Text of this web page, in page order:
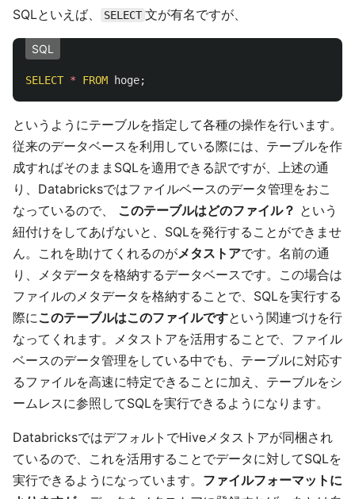
SQLといえば、 SELECT 文が有名ですが、
SQL
SELECT * FROM hoge;
というようにテーブルを指定して各種の操作を行います。
従来のデータベースを利用している際には、テーブルを作
成すればそのままSQLを適用できる訳ですが、上述の通
り、Databricksではファイルベースのデータ管理をおこ
なっているので、 このテーブルはどのファイル？ という
紐付けをしてあげないと、SQLを発行することができませ
ん。これを助けてくれるのがメタストアです。名前の通
り、メタデータを格納するデータベースです。この場合は
ファイルのメタデータを格納することで、SQLを実行する
際に このテーブルはこのファイルですという関連づけを行
なってくれます。メタストアを活用することで、ファイル
ベースのデータ管理をしている中でも、テーブルに対応す
るファイルを高速に特定できることに加え、テーブルをシ
ームレスに参照してSQLを実行できるようになります。
DatabricksではデフォルトでHiveメタストアが同梱され
ているので、これを活用することでデータに対してSQLを
実行できるようになっています。 ファイルフォーマットに